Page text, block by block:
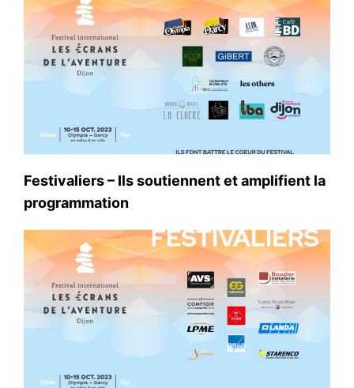
Festivaliers – Ils soutiennent et amplifient la
programmation